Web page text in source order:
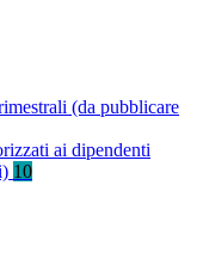
(da pubblicare
ai dipendenti
10